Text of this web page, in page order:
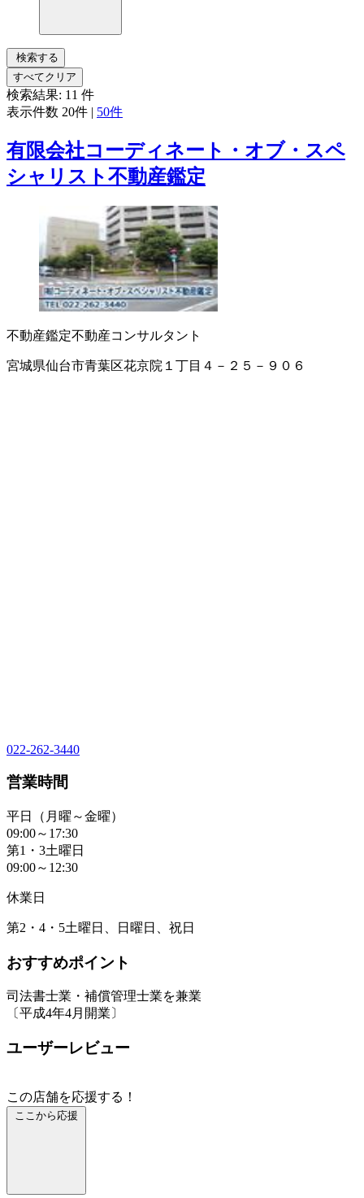
検索する
すべてクリア
検索結果: 11 件
表示件数 20件 | 50件
有限会社コーディネート・オブ・スペ
シャリスト不動産鑑定
不動産鑑定不動産コンサルタント
宮城県仙台市青葉区花京院１丁目４－２５－９０６
022-262-3440
営業時間
平日（月曜～金曜）
09:00～17:30
第1・3土曜日
09:00～12:30
休業日
第2・4・5土曜日、日曜日、祝日
おすすめポイント
司法書士業・補償管理士業を兼業
〔平成4年4月開業〕
ユーザーレビュー
この店舗を応援する！
ここから応援